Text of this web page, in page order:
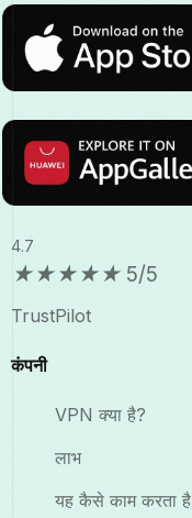
4.7
★★★★★ 5/5
TrustPilot
कंपनी
VPN क्या है?
लाभ
यह कैसे काम करता है